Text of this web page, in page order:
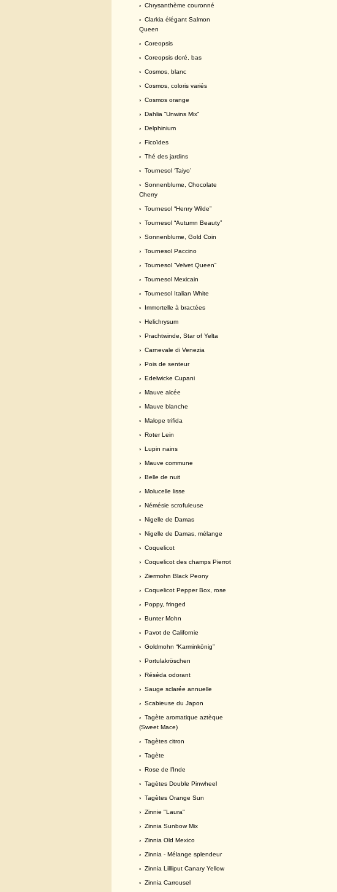
› Chrysanthème couronné
› Clarkia élégant Salmon
Queen
› Coreopsis
› Coreopsis doré, bas
› Cosmos, blanc
› Cosmos, coloris variés
› Cosmos orange
› Dahlia “Unwins Mix“
› Delphinium
› Ficoïdes
› Thé des jardins
› Tournesol ‘Taiyo’
› Sonnenblume, Chocolate
Cherry
› Tournesol “Henry Wilde”
› Tournesol “Autumn Beauty”
› Sonnenblume, Gold Coin
› Tournesol Paccino
› Tournesol “Velvet Queen”
› Tournesol Mexicain
› Tournesol Italian White
› Immortelle à bractées
› Helichrysum
› Prachtwinde, Star of Yelta
› Carnevale di Venezia
› Pois de senteur
› Edelwicke Cupani
› Mauve alcée
› Mauve blanche
› Malope trifida
› Roter Lein
› Lupin nains
› Mauve commune
› Belle de nuit
› Molucelle lisse
› Némésie scrofuleuse
› Nigelle de Damas
› Nigelle de Damas, mélange
› Coquelicot
› Coquelicot des champs Pierrot
› Ziermohn Black Peony
› Coquelicot Pepper Box, rose
› Poppy, fringed
› Bunter Mohn
› Pavot de Californie
› Goldmohn “Karminkönig”
› Portulakröschen
› Réséda odorant
› Sauge sclarée annuelle
› Scabieuse du Japon
› Tagète aromatique aztèque
(Sweet Mace)
› Tagètes citron
› Tagète
› Rose de l’Inde
› Tagètes Double Pinwheel
› Tagètes Orange Sun
› Zinnie "Laura"
› Zinnia Sunbow Mix
› Zinnia Old Mexico
› Zinnia - Mélange splendeur
› Zinnia Lillliput Canary Yellow
› Zinnia Carrousel